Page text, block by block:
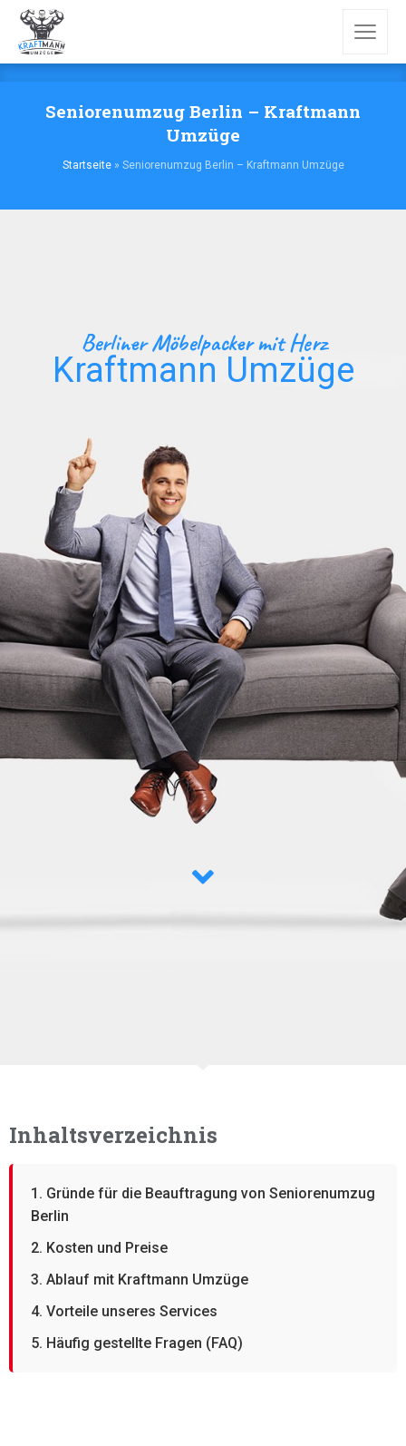
Seniorenumzug Berlin – Kraftmann
Umzüge
Startseite» Seniorenumzug Berlin – Kraftmann Umzüge
Berliner Möbelpacker mit Herz
Kraftmann Umzüge
Inhaltsverzeichnis
1. Gründe für die Beauftragung von Seniorenumzug
Berlin
2. Kosten und Preise
3. Ablauf mit Kraftmann Umzüge
4. Vorteile unseres Services
5. Häufig gestellte Fragen (FAQ)